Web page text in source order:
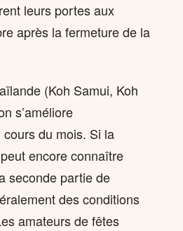
leurs portes aux
après la fermeture de la
(Koh Samui, Koh
s’améliore
du mois. Si la
encore connaître
seconde partie de
des conditions
amateurs de fêtes